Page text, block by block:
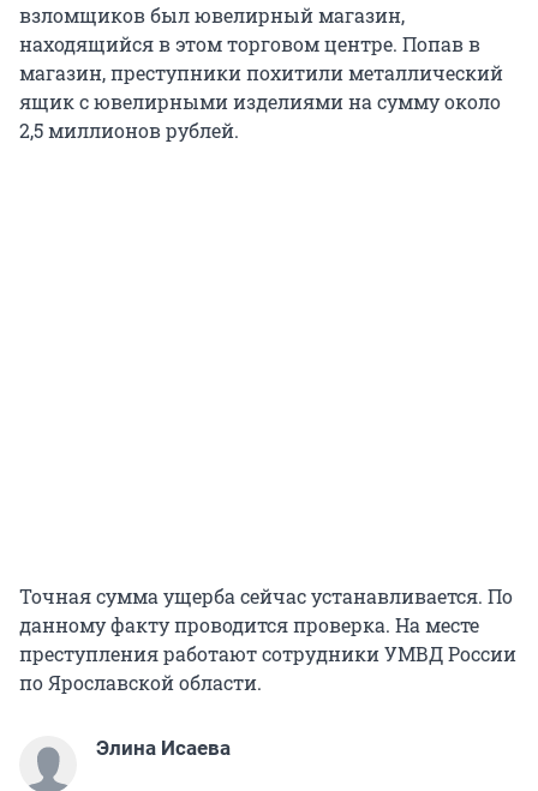
взломщиков был ювелирный магазин,
находящийся в этом торговом центре. Попав в
магазин, преступники похитили металлический
ящик с ювелирными изделиями на сумму около
2,5 миллионов рублей.
Точная сумма ущерба сейчас устанавливается. По
данному факту проводится проверка. На месте
преступления работают сотрудники УМВД России
по Ярославской области.
Элина Исаева